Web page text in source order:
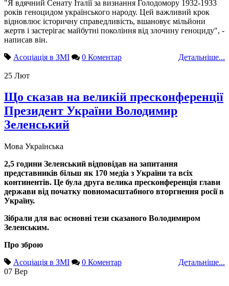
"Я вдячний Сенату Італії за визнання Голодомору 1932-1933
років геноцидом українського народу. Цей важливий крок
відновлює історичну справедливість, вшановує мільйони
жертв і застерігає майбутні покоління від злочину геноциду", -
написав він.
Асоціація в ЗМІ
0 Коментар Детальніше...
25 Лют
Що сказав на великій пресконференції
Президент України Володимир
Зеленський
Мова Українська
2,5 години Зеленський відповідав на запитання
представників більш як 170 медіа з України та всіх
континентів. Це була друга велика пресконференція глави
держави від початку повномасштабного вторгнення росії в
Україну.
Зібрали для вас основні тези сказаного Володимиром
Зеленським.
Про зброю
Асоціація в ЗМІ
0 Коментар
Детальніше...
07 Вер